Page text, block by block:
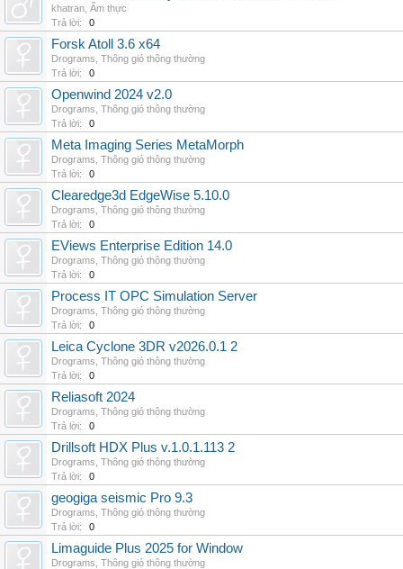
khatran Ẩm thực
Trả lời:
0
Forsk Atoll 3.6 x64
Drograms Thông gió thông thường
Trả lời:
0
Openwind 2024 v2.0
Drograms Thông gió thông thường
Trả lời:
0
Meta Imaging Series MetaMorph
Drograms Thông gió thông thường
Trả lời:
0
Clearedge3d EdgeWise 5.10.0
Drograms Thông gió thông thường
Trả lời:
0
EViews Enterprise Edition 14.0
Drograms Thông gió thông thường
Trả lời:
0
Process IT OPC Simulation Server
Drograms Thông gió thông thường
Trả lời:
0
Leica Cyclone 3DR v2026.0.1 2
Drograms Thông gió thông thường
Trả lời:
0
Reliasoft 2024
Drograms Thông gió thông thường
Trả lời:
0
Drillsoft HDX Plus v.1.0.1.113 2
Drograms Thông gió thông thường
Trả lời:
0
geogiga seismic Pro 9.3
Drograms Thông gió thông thường
Trả lời:
0
Limaguide Plus 2025 for Window
Drograms Thông gió thông thường